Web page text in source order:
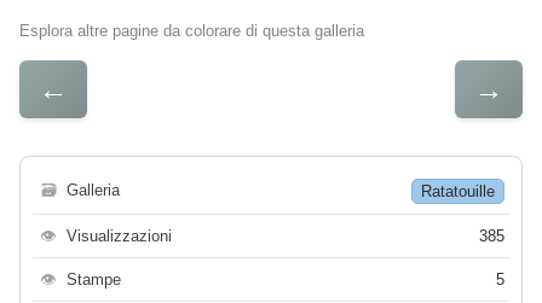
Esplora altre pagine da colorare di questa galleria
← →
🗃 Galleria Ratatouille
👁 Visualizzazioni 385
👁 Stampe 5